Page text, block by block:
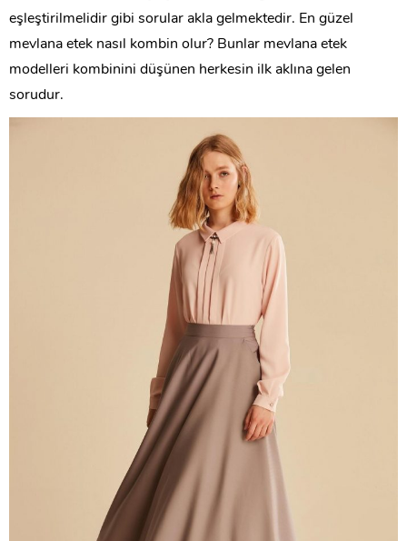
eşleştirilmelidir gibi sorular akla gelmektedir. En güzel
mevlana etek nasıl kombin olur? Bunlar mevlana etek
modelleri kombinini düşünen herkesin ilk aklına gelen
sorudur.